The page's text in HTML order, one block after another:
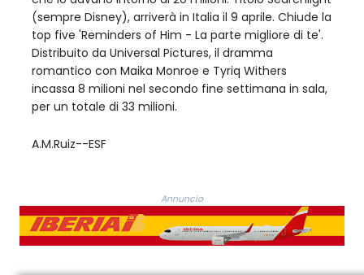
(sempre Disney), arriverà in Italia il 9 aprile. Chiude la
top five 'Reminders of Him - La parte migliore di te'.
Distribuito da Universal Pictures, il dramma
romantico con Maika Monroe e Tyriq Withers
incassa 8 milioni nel secondo fine settimana in sala,
per un totale di 33 milioni.
A.M.Ruiz--ESF
Annuncio